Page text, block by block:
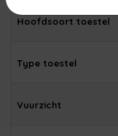
Hoofdsoort toestel
Type toestel
Vuurzicht